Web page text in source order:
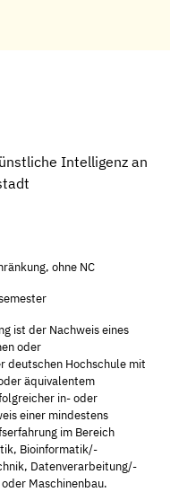
Intelligenz an
ohne NC
ist der Nachweis eines
oder
deutschen Hochschule mit
äquivalentem
in- oder
einer mindestens
im Bereich
Bioinformatik/-
Datenverarbeitung/-
Maschinenbau.